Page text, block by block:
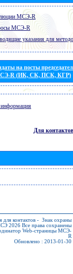
МСЭ-R
МСЭ-R
указания для
на посты
R (ИК, СК, ПСК, КГР)
Для контактов
контактов - Знак охраны
2026 Все права сохранены
Web-страницы МСЭ-
R
Обновлено : 2013-01-30